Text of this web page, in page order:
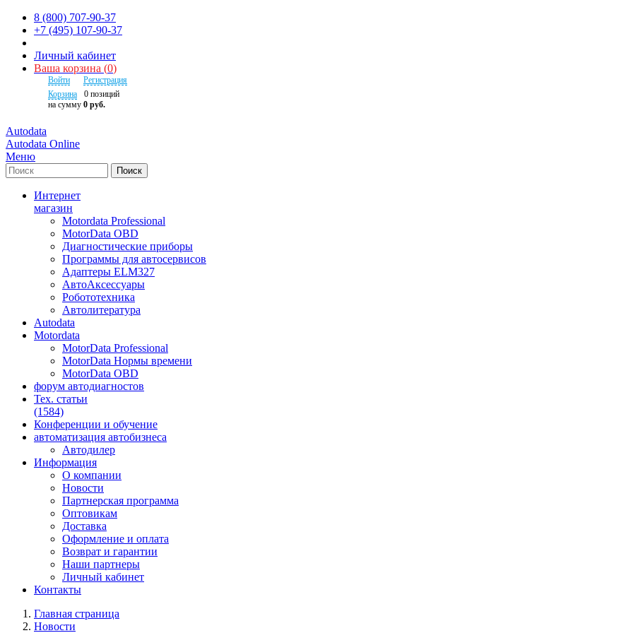
8 (800) 707-90-37
+7 (495) 107-90-37
Личный кабинет
Ваша корзина (0)
Войти
Регистрация
Корзина
0 позиций
на сумму 0 руб.
Autodata
Autodata Online
Меню
Поиск
Интернет
магазин
Motordata Professional
MotorData OBD
Диагностические приборы
Программы для автосервисов
Адаптеры ELM327
АвтоАксессуары
Робототехника
Автолитература
Autodata
Motordata
MotorData Professional
MotorData Нормы времени
MotorData OBD
форум автодиагностов
Тех. статьи
(1584)
Конференции и обучение
автоматизация автобизнеса
Автодилер
Информация
О компании
Новости
Партнерская программа
Оптовикам
Доставка
Оформление и оплата
Возврат и гарантии
Наши партнеры
Личный кабинет
Контакты
Главная страница
Новости